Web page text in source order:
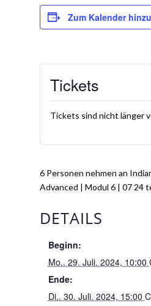
Zum Kalender
Tickets
Tickets sind nicht länger
6 Personen nehmen an
Advanced | Modul 6 | 07 24
DETAILS
Beginn:
Mo.. 29. Juli. 2024, 10:00
Ende:
Di.. 30. Juli. 2024, 15:00